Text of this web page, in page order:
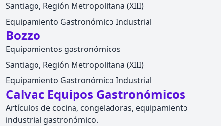
Santiago, Región Metropolitana (XIII)
Equipamiento Gastronómico Industrial
Bozzo
Equipamientos gastronómicos
Santiago, Región Metropolitana (XIII)
Equipamiento Gastronómico Industrial
Calvac Equipos Gastronómicos
Artículos de cocina, congeladoras, equipamiento
industrial gastronómico.